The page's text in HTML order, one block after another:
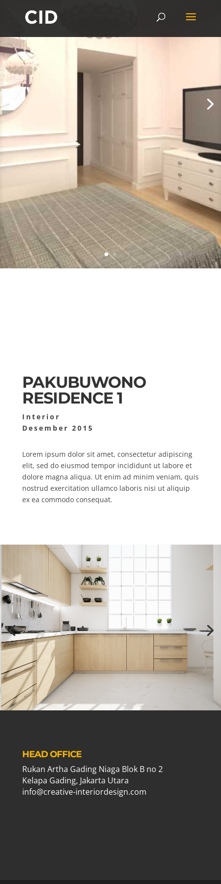
PAKUBUWONO
RESIDENCE 1
Interior
Desember 2015
Lorem ipsum dolor sit amet, consectetur adipiscing
elit, sed do eiusmod tempor incididunt ut labore et
dolore magna aliqua. Ut enim ad minim veniam, quis
nostrud exercitation ullamco laboris nisi ut aliquip
ex ea commodo consequat.
HEAD OFFICE
Rukan Artha Gading Niaga Blok B no 2
Kelapa Gading, Jakarta Utara
info@creative-interiordesign.com